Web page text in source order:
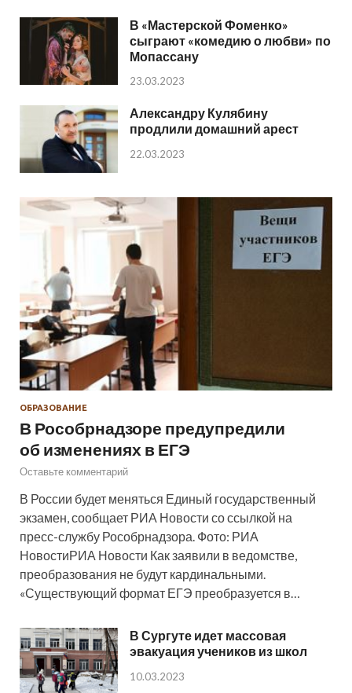
В «Мастерской Фоменко»
сыграют «комедию о любви» по
Мопассану
23.03.2023
Александру Кулябину
продлили домашний арест
22.03.2023
ОБРАЗОВАНИЕ
В Рособрнадзоре предупредили
об изменениях в ЕГЭ
Оставьте комментарий
В России будет меняться Единый государственный
экзамен, сообщает РИА Новости со ссылкой на
пресс-службу Рособрнадзора. Фото: РИА
НовостиРИА Новости Как заявили в ведомстве,
преобразования не будут кардинальными.
«Существующий формат ЕГЭ преобразуется в…
В Сургуте идет массовая
эвакуация учеников из школ
10.03.2023